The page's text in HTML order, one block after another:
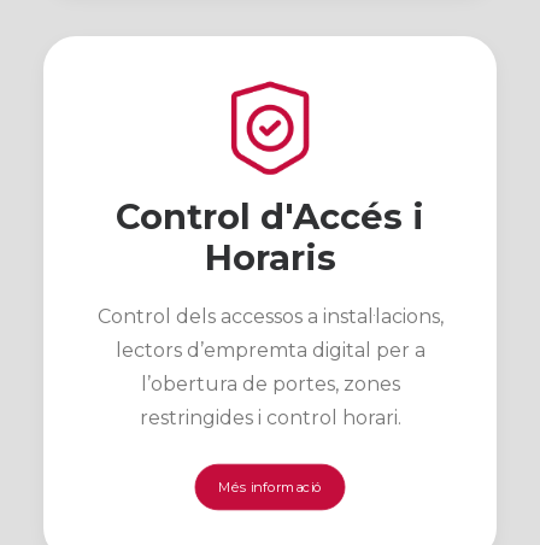
Control d'Accés i
Horaris
Control dels accessos a instal·lacions,
lectors d’empremta digital per a
l’obertura de portes, zones
restringides i control horari.
Més informació